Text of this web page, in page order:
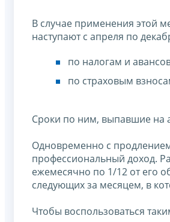
В случае применения этой
наступают с апреля по
по налогам и
по страховым
Сроки по ним, выпавшие на
Одновременно с
профессиональный доход.
ежемесячно по 1/12 от его
следующих за месяцем, в
Чтобы воспользоваться